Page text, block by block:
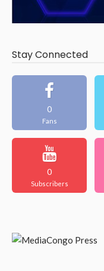
Stay Connected
0
Fans
0
Subscribers